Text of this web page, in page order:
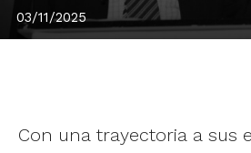
03/11/2025
Con una trayectoria a sus